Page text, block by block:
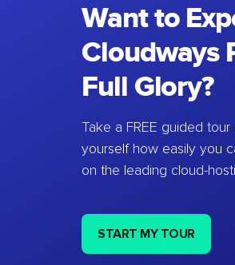
Want to
Cloudways
Full Glory?
Take a FREE guided
yourself how easily you
on the leading cloud-
START MY TOUR